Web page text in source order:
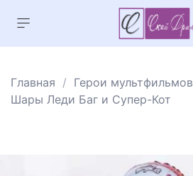
Главная
Герои мультфильмов
Шары Леди Баг и Супер-Кот